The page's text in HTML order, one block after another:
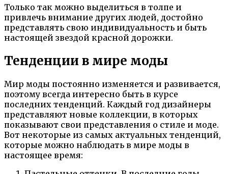
Только так можно выделиться в толпе и
привлечь внимание других людей, достойно
представлять свою индивидуальность и быть
настоящей звездой красной дорожки.
Тенденции в мире моды
Мир моды постоянно изменяется и развивается,
поэтому всегда интересно быть в курсе
последних тенденций. Каждый год дизайнеры
представляют новые коллекции, в которых
показывают свои представления о стиле и моде.
Вот некоторые из самых актуальных тенденций,
которые можно наблюдать в мире моды в
настоящее время: